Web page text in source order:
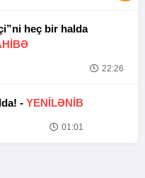
heç bir halda
22:26
- YENİLƏNİB
01:01